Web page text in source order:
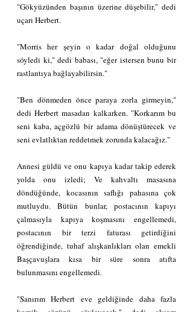
"Gökyüzünden başının üzerine düşebilir," dedi
uçarı Herbert.
"Morris her şeyin o kadar doğal olduğunu
söyledi ki," dedi babası, "eğer istersen bunu bir
rastlantıya bağlayabilirsin."
"Ben dönmeden önce paraya zorla girmeyin,"
dedi Herbert masadan kalkarken. "Korkarım bu
seni kaba, açgözlü bir adama dönüştürecek ve
seni evlatlıktan reddetmek zorunda kalacağız."
Annesi güldü ve onu kapıya kadar takip ederek
yolda onu izledi; Ve kahvaltı masasına
döndüğünde, kocasının saflığı pahasına çok
mutluydu. Bütün bunlar, postacının kapıyı
çalmasıyla kapıya koşmasını engellemedi,
postacının bir terzi faturası getirdiğini
öğrendiğinde, tuhaf alışkanlıkları olan emekli
Başçavuşlara kısa bir süre sonra atıfta
bulunmasını engellemedi.
"Sanırım Herbert eve geldiğinde daha fazla